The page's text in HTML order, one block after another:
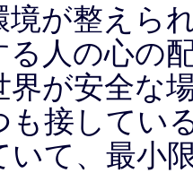
境が整えら
る人の心の
界が安全な
も接してい
いて、最小